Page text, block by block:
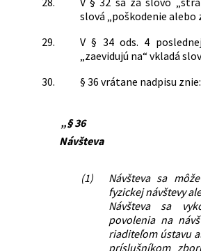
slová „poškodenie alebo
29.
V § 34 ods. 4
„zaevidujú na“ vkladá
30.
§ 36 vrátane nadpisu znie:
„§ 36
Návšteva
(1)
Návšteva sa
fyzickej návštevy
Návšteva sa
povolenia na
riaditeľom ústavu
príslušníkom